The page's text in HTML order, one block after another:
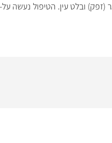
ובלט עין. הטיפול נעשה